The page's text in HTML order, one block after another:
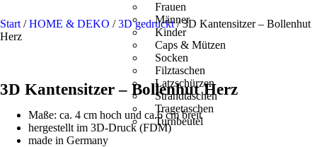
Frauen
Männer
Kinder
Caps & Mützen
Socken
Filztaschen
Latzschürzen
Strandtaschen
Tragetaschen
Turnbeutel
Start /HOME & DEKO /3D gedruckt/ 3D Kantensitzer – Bollenhut
Herz
3D Kantensitzer – Bollenhut Herz
Maße: ca. 4 cm hoch und ca.6 cm breit
hergestellt im 3D-Druck (FDM)
made in Germany